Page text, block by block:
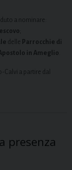
a nominare:
;
delle Parrocchie di
in Ameglio
Calvi a partire dal
presenza